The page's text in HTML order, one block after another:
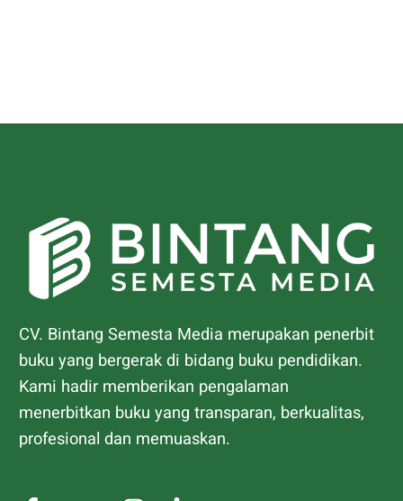
CV. Bintang Semesta Media merupakan penerbit
buku yang bergerak di bidang buku pendidikan.
Kami hadir memberikan pengalaman
menerbitkan buku yang transparan, berkualitas,
profesional dan memuaskan.